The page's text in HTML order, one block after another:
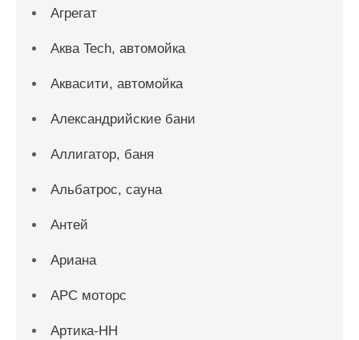
Агрегат
Аква Tech, автомойка
Аквасити, автомойка
Александрийские бани
Аллигатор, баня
Альбатрос, сауна
Антей
Ариана
АРС моторс
Артика-НН